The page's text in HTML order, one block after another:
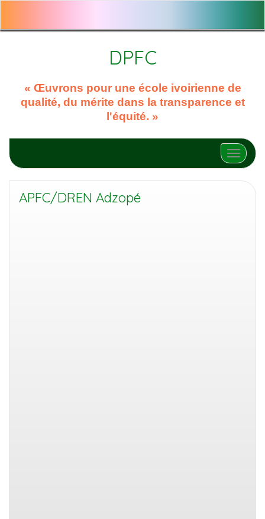
DPFC
« Œuvrons pour une école ivoirienne de
qualité, du mérite dans la transparence et
l'équité. »
APFC/DREN Adzopé